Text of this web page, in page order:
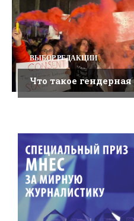
ВЫБОР РЕДАКЦИИ
Что такое